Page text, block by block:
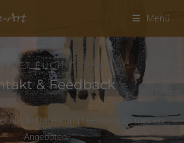
Menü
EUCH GERNE
& Feedback
alle Anfragen und Feedback zu meinen
Angeboten.